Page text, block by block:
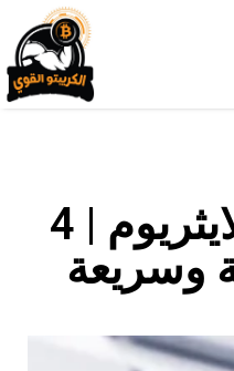
كيفية شراء الايثريوم | 4
وسريعة